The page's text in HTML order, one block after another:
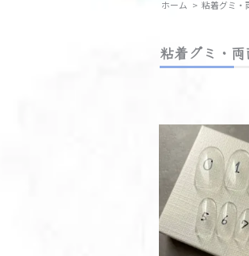
ホーム > 粘着グミ・
粘着グミ・